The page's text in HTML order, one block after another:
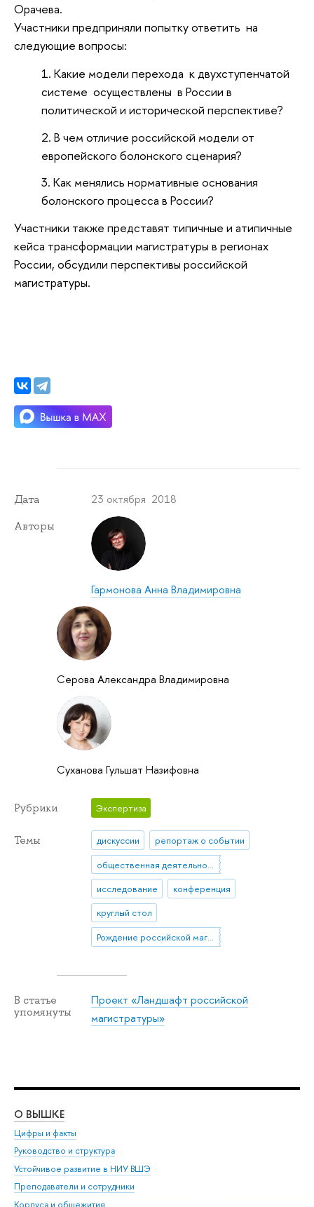
Орачева.
Участники предприняли попытку ответить на
следующие вопросы:
Какие модели перехода к двухступенчатой
системе осуществлены в России в
политической и исторической перспективе?
В чем отличие российской модели от
европейского болонского сценария?
Как менялись нормативные основания
болонского процесса в России?
Участники также представят типичные и атипичные
кейса трансформации магистратуры в регионах
России, обсудили перспективы российской
магистратуры.
Дата 23 октября 2018
Авторы
Гармонова Анна Владимировна
Серова Александра Владимировна
Суханова Гульшат Назифовна
Рубрики Экспертиза
Темы дискуссии
репортаж о событии
исследование
конференция
круглый стол
Рождение российской магистратуры
В статье
упомянуты
Проект «Ландшафт российской
магистратуры»
О ВЫШКЕ
Цифры и факты
Руководство и структура
Устойчивое развитие в НИУ ВШЭ
Преподаватели и сотрудники
Корпуса и общежития